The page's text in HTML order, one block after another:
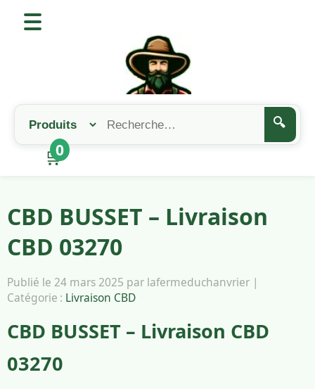
🔍
🛒
0
CBD BUSSET – Livraison
CBD 03270
Publié le 24 mars 2025 par lafermeduchanvrier |
Catégorie : Livraison CBD
CBD BUSSET – Livraison CBD
03270